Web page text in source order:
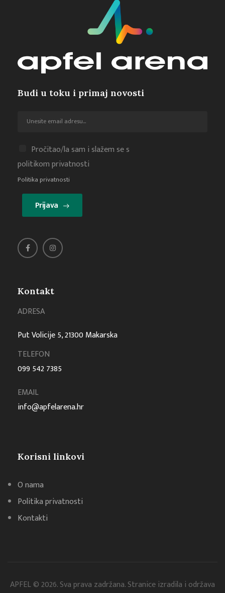
Kontakt
ADRESA
Put Volicije 5, 21300 Makarska
TELEFON
099 542 7385
EMAIL
info@apfelarena.hr
Korisni linkovi
O nama
Politika privatnosti
Kontakti
Budi u toku i primaj novosti
Pročitao/la sam i slažem se s
politikom privatnosti
Politika privatnosti
Prijava
APFEL © 2026. Sva prava zadržana. Stranice izradila i održava